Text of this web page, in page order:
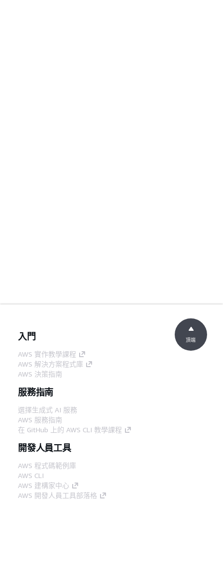
入門
AWS 實作教學課程
AWS 解決方案程式庫
AWS 決策指南
服務指南
選擇生成式 AI 服務
AWS 服務指南
在 GitHub 上的 AWS CLI 教學課程
開發人員工具
AWS 程式碼範例庫
AWS CLI
AWS 建構家中心
AWS 開發人員工具部落格
頂端